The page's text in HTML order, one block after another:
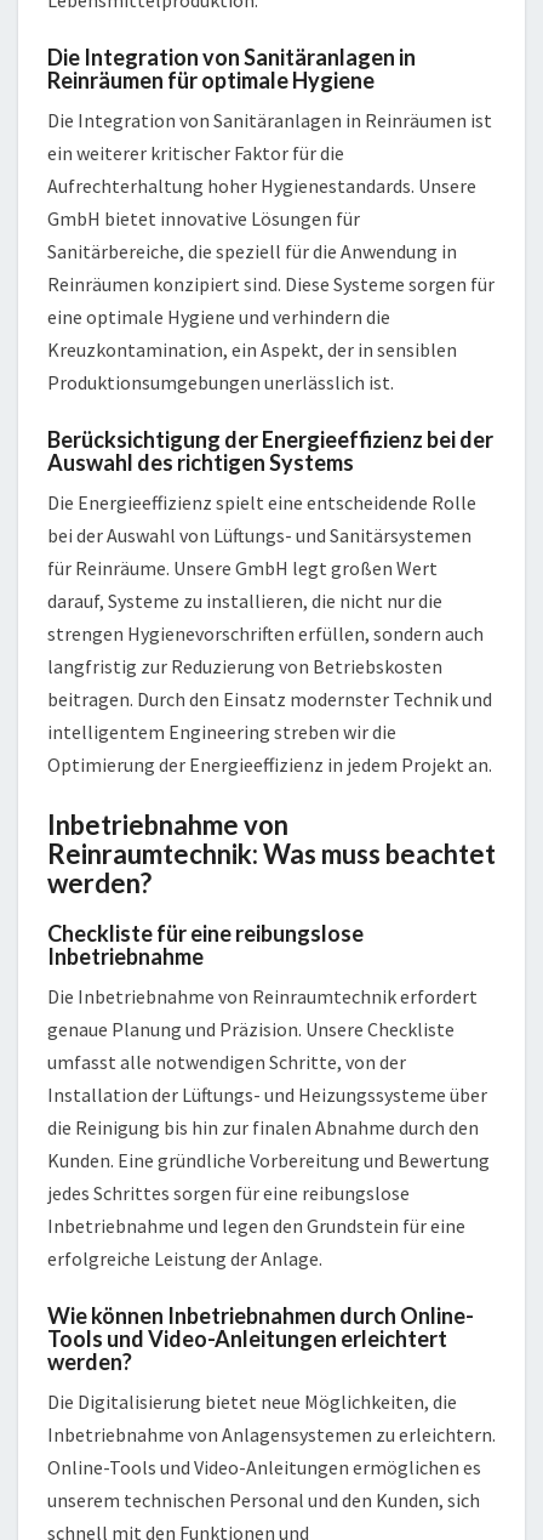
Die Integration von Sanitäranlagen in
Reinräumen für optimale Hygiene
Die Integration von Sanitäranlagen in Reinräumen ist
ein weiterer kritischer Faktor für die
Aufrechterhaltung hoher Hygienestandards. Unsere
GmbH bietet innovative Lösungen für
Sanitärbereiche, die speziell für die Anwendung in
Reinräumen konzipiert sind. Diese Systeme sorgen für
eine optimale Hygiene und verhindern die
Kreuzkontamination, ein Aspekt, der in sensiblen
Produktionsumgebungen unerlässlich ist.
Berücksichtigung der Energieeffizienz bei der
Auswahl des richtigen Systems
Die Energieeffizienz spielt eine entscheidende Rolle
bei der Auswahl von Lüftungs- und Sanitärsystemen
für Reinräume. Unsere GmbH legt großen Wert
darauf, Systeme zu installieren, die nicht nur die
strengen Hygienevorschriften erfüllen, sondern auch
langfristig zur Reduzierung von Betriebskosten
beitragen. Durch den Einsatz modernster Technik und
intelligentem Engineering streben wir die
Optimierung der Energieeffizienz in jedem Projekt an.
Inbetriebnahme von
Reinraumtechnik: Was muss beachtet
werden?
Checkliste für eine reibungslose
Inbetriebnahme
Die Inbetriebnahme von Reinraumtechnik erfordert
genaue Planung und Präzision. Unsere Checkliste
umfasst alle notwendigen Schritte, von der
Installation der Lüftungs- und Heizungssysteme über
die Reinigung bis hin zur finalen Abnahme durch den
Kunden. Eine gründliche Vorbereitung und Bewertung
jedes Schrittes sorgen für eine reibungslose
Inbetriebnahme und legen den Grundstein für eine
erfolgreiche Leistung der Anlage.
Wie können Inbetriebnahmen durch Online-
Tools und Video-Anleitungen erleichtert
werden?
Die Digitalisierung bietet neue Möglichkeiten, die
Inbetriebnahme von Anlagensystemen zu erleichtern.
Online-Tools und Video-Anleitungen ermöglichen es
unserem technischen Personal und den Kunden, sich
schnell mit den Funktionen und